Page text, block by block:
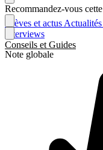
Brèves et actus
Interviews
Conseils et Guides
Recommandez-vous
Note globale